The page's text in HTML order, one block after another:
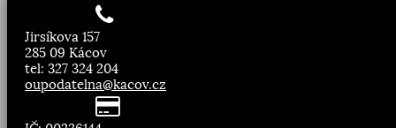
Jirsíkova 157
285 09 Kácov
tel: 327 324 204
oupodatelna@kacov.cz